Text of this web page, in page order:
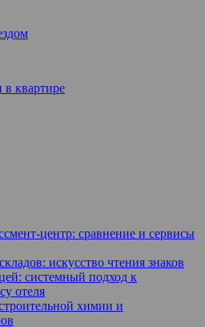
центр: сравнение и сервисы
искусство чтения знаков
системный подход к
отеля
химии и